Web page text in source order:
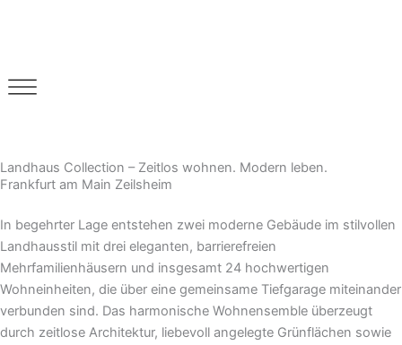
Landhaus Collection – Zeitlos wohnen. Modern leben.
Frankfurt am Main Zeilsheim
In begehrter Lage entstehen zwei moderne Gebäude im stilvollen
Landhausstil mit drei eleganten, barrierefreien
Mehrfamilienhäusern und insgesamt 24 hochwertigen
Wohneinheiten, die über eine gemeinsame Tiefgarage miteinander
verbunden sind. Das harmonische Wohnensemble überzeugt
durch zeitlose Architektur, liebevoll angelegte Grünflächen sowie